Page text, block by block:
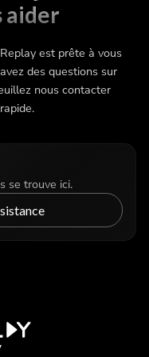
aider
est prête à vous
des questions sur
nous contacter
se trouve ici.